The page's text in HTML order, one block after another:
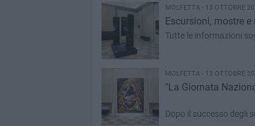
MOLFETTA - 13 OTTOBRE
Escursioni, mostre
Tutte le informazioni
MOLFETTA - 13 OTTOBRE
"La Giornata
Dopo il successo degli